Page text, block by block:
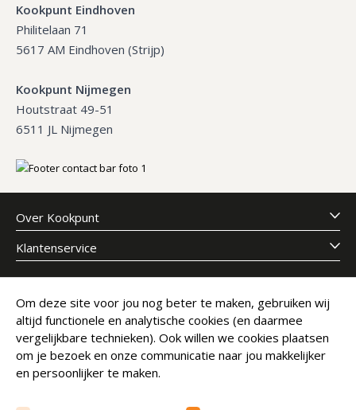
Kookpunt Eindhoven
Philitelaan 71
5617 AM Eindhoven (Strijp)
Kookpunt Nijmegen
Houtstraat 49-51
6511 JL Nijmegen
Over Kookpunt
Klantenservice
Meld je aan voor onze nieuwsbrief
E-mailadres
Abonneer
Om deze site voor jou nog beter te maken, gebruiken wij
altijd functionele en analytische cookies (en daarmee
vergelijkbare technieken). Ook willen we cookies plaatsen
om je bezoek en onze communicatie naar jou makkelijker
en persoonlijker te maken.